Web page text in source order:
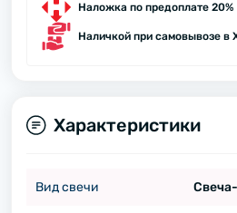
Наложка по предоплате
Наличкой при самовывозе в
Характеристики
Вид свечи